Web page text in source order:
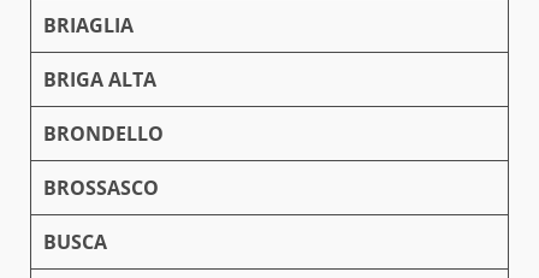
BRIAGLIA
BRIGA ALTA
BRONDELLO
BROSSASCO
BUSCA